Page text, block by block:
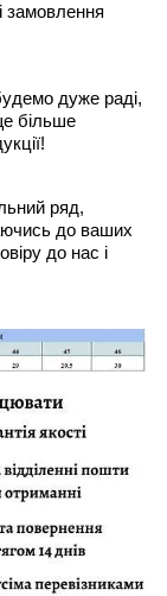
замовлення
дуже раді,
більше
ряд,
до ваших
до нас і